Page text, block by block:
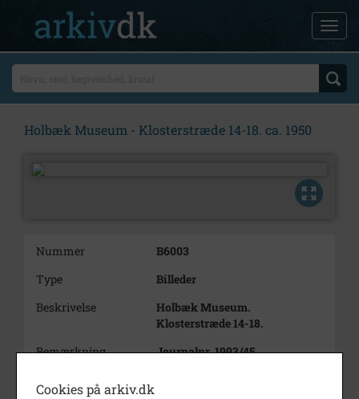
Holbæk Museum - Klosterstræde 14-18. ca. 1950
Nummer
B6003
Type
Billeder
Beskrivelse
Holbæk Museum.
Klosterstræde 14-18.
Bemærkning
Journalnr. 1993/45.
Cookies på arkiv.dk